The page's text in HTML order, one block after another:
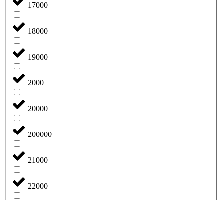
17000
18000
19000
2000
20000
200000
21000
22000